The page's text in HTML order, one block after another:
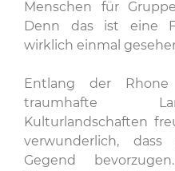
Menschen für
Denn das ist eine
wirklich einmal
Entlang der
traumhafte
Kulturlandschaften
verwunderlich,
Gegend